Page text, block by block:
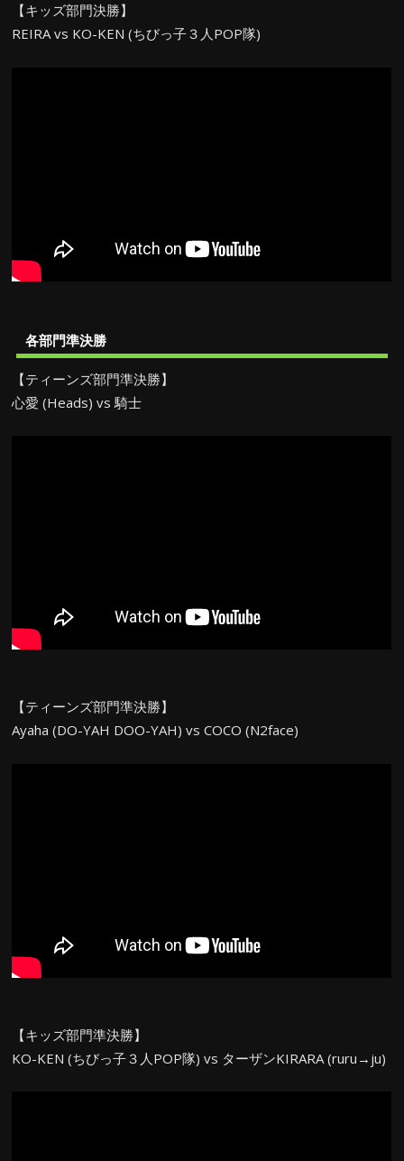
【キッズ部門決勝】
REIRA vs KO-KEN (ちびっ子３人POP隊)
各部門準決勝
【ティーンズ部門準決勝】
心愛 (Heads) vs 騎士
【ティーンズ部門準決勝】
Ayaha (DO-YAH DOO-YAH) vs COCO (N2face)
【キッズ部門準決勝】
KO-KEN (ちびっ子３人POP隊) vs ターザンKIRARA (ruru→ju)